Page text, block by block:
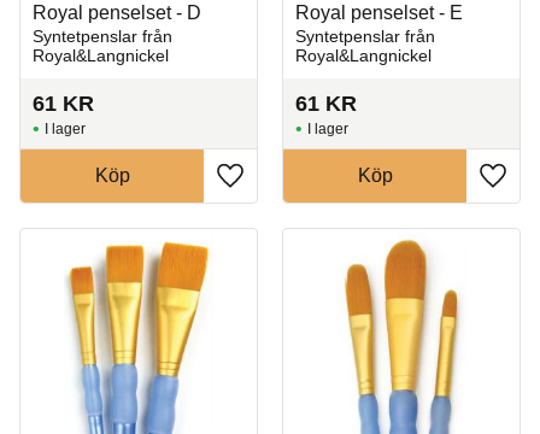
Royal penselset - D
Syntetpenslar från
Royal&Langnickel
61 KR
Lägg till i favoriter
I lager
Köp
Royal penselset - E
Syntetpenslar från
Royal&Langnickel
61 KR
Lägg
I lager
Köp